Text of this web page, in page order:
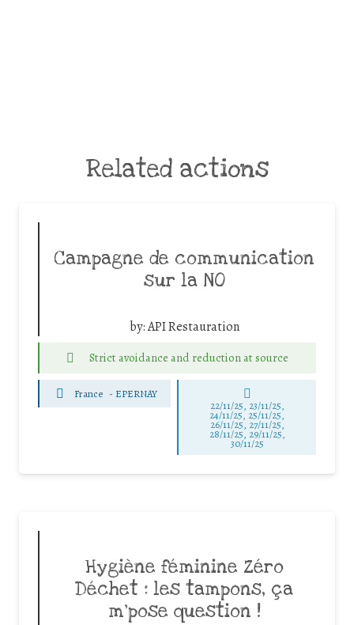
Related actions
Campagne de communication
sur la NO
by:API Restauration
Strict avoidance and reduction at source
France - EPERNAY
22/11/25, 23/11/25,
24/11/25, 25/11/25,
26/11/25, 27/11/25,
28/11/25, 29/11/25,
30/11/25
Hygiène féminine Zéro
Déchet : les tampons, ça
m’pose question !